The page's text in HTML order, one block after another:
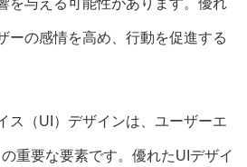
を与える可能性があります。優れ
ーの感情を高め、行動を促進する
ス（UI）デザインは、ユーザーエ
重要な要素です。優れたUIデザイ